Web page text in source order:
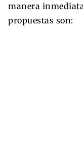
manera
propuestas son: